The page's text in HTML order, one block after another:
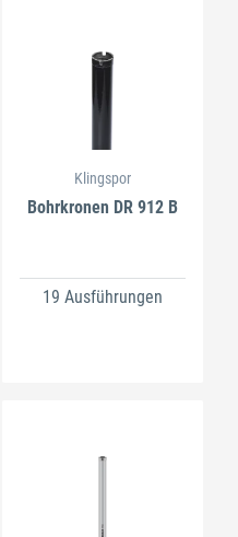
Klingspor
Bohrkronen DR 912 B
19 Ausführungen